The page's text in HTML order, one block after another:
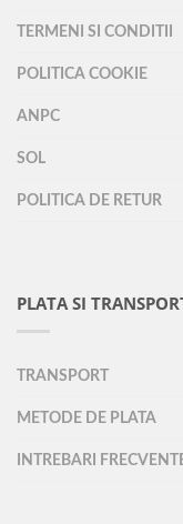
TERMENI SI CONDITII
POLITICA COOKIE
ANPC
SOL
POLITICA DE RETUR
PLATA SI
TRANSPORT
METODE DE PLATA
INTREBARI